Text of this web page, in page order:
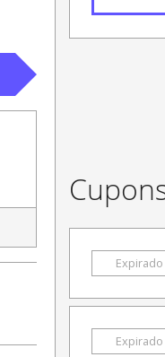
Expirado
Expirado